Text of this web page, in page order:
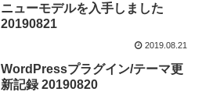
ニューモデルを入手しました
20190821
2019.08.21
WordPressプラグイン/テーマ更
新記録 20190820